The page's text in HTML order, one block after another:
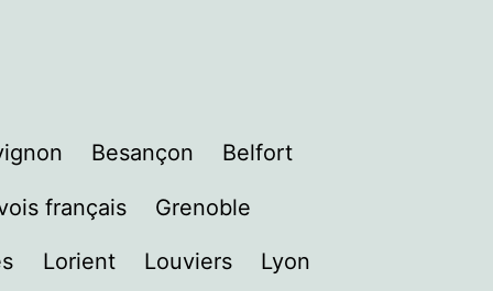
Besançon Belfort
français Grenoble
Lorient Louviers Lyon